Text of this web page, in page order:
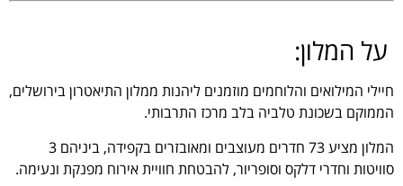
על המלון:
חיילי המילואים והלוחמים מוזמנים ליהנות ממלון התיאטרון בירושלים,
הממוקם בשכונת טלביה בלב מרכז התרבותי.
המלון מציע 73 חדרים מעוצבים ומאובזרים בקפידה, ביניהם 3
סוויטות וחדרי דלקס וסופריור, להבטחת חוויית אירוח מפנקת ונעימה.